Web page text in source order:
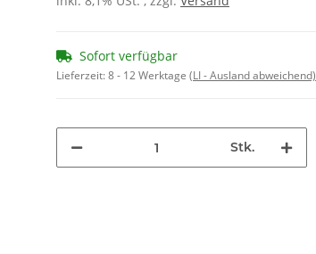
Sofort verfügbar
Lieferzeit:8 - 12 Werktage (LI - Ausland abweichend)
Stk.